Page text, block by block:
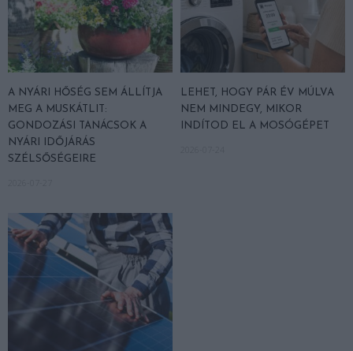
A NYÁRI HŐSÉG SEM ÁLLÍTJA
MEG A MUSKÁTLIT:
GONDOZÁSI TANÁCSOK A
NYÁRI IDŐJÁRÁS
SZÉLSŐSÉGEIRE
LEHET, HOGY PÁR ÉV MÚLVA
NEM MINDEGY, MIKOR
INDÍTOD EL A MOSÓGÉPET